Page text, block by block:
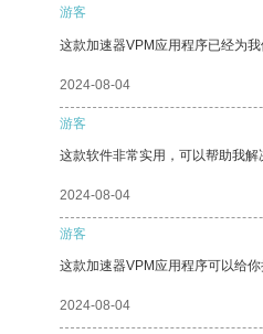
游客
这款加速器VPM应用程序已经为
2024-08-04
游客
这款软件非常实用，可以帮助我解
2024-08-04
游客
这款加速器VPM应用程序可以给
2024-08-04